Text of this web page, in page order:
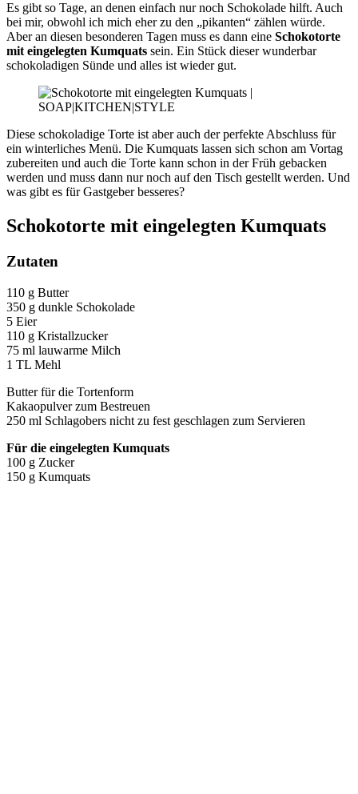
Es gibt so Tage, an denen einfach nur noch Schokolade hilft. Auch
bei mir, obwohl ich mich eher zu den „pikanten“ zählen würde.
Aber an diesen besonderen Tagen muss es dann eine Schokotorte
mit eingelegten Kumquats sein. Ein Stück dieser wunderbar
schokoladigen Sünde und alles ist wieder gut.
Diese schokoladige Torte ist aber auch der perfekte Abschluss für
ein winterliches Menü. Die Kumquats lassen sich schon am Vortag
zubereiten und auch die Torte kann schon in der Früh gebacken
werden und muss dann nur noch auf den Tisch gestellt werden. Und
was gibt es für Gastgeber besseres?
Schokotorte mit eingelegten Kumquats
Zutaten
110 g Butter
350 g dunkle Schokolade
5 Eier
110 g Kristallzucker
75 ml lauwarme Milch
1 TL Mehl
Butter für die Tortenform
Kakaopulver zum Bestreuen
250 ml Schlagobers nicht zu fest geschlagen zum Servieren
Für die eingelegten Kumquats
100 g Zucker
150 g Kumquats